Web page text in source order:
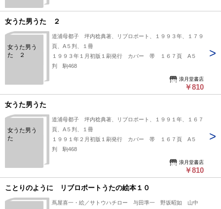
女うた男うた ２
女うた男う
た ２
道浦母都子 坪内稔典著、リブロポート、１９９３年、１７９
頁、A５判、１冊
１９９３年１月初版１刷発行 カバー 帯 １６７頁 A５
判 駒468
浪月堂書店
￥810
女うた男うた
女うた男う
た
道浦母都子 坪内稔典著、リブロポート、１９９１年、１６７
頁、A５判、１冊
１９９１年２月初版１刷発行 カバー 帯 １６７頁 A５
判 駒468
浪月堂書店
￥810
ことりのように リブロポートうたの絵本１０
蔦屋喜一・絵／サトウハチロー 与田準一 野坂昭如 山中